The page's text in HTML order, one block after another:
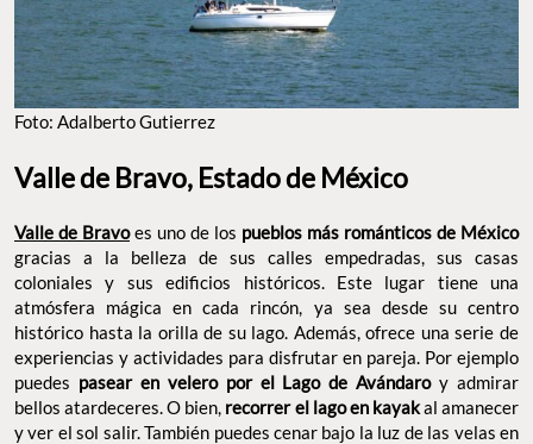
Foto: Adalberto Gutierrez
Valle de Bravo, Estado de México
Valle de Bravoes uno de los pueblos más románticos de México
gracias a la belleza de sus calles empedradas, sus casas
coloniales y sus edificios históricos. Este lugar tiene una
atmósfera mágica en cada rincón, ya sea desde su centro
histórico hasta la orilla de su lago. Además, ofrece una serie de
experiencias y actividades para disfrutar en pareja. Por ejemplo
puedes pasear en velero por el Lago de Avándaroy admirar
bellos atardeceres. O bien, recorrer el lago en kayakal amanecer
y ver el sol salir. También puedes cenar bajo la luz de las velas en